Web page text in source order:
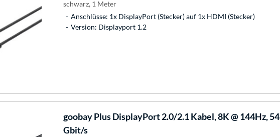
schwarz, 1 Meter
Anschlüsse: 1x DisplayPort (Stecker) auf 1x HDMI (Stecker)
Version: Displayport 1.2
goobayPlus DisplayPort 2.0/2.1 Kabel, 8K @ 144Hz, 54
Gbit/s